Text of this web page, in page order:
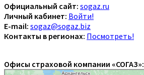
Официальный сайт: sogaz.ru
Личный кабинет: Войти!
E-mail: sogaz@sogaz.biz
Контакты в регионах: Посмотреть!
Офисы страховой компании «СОГАЗ»: